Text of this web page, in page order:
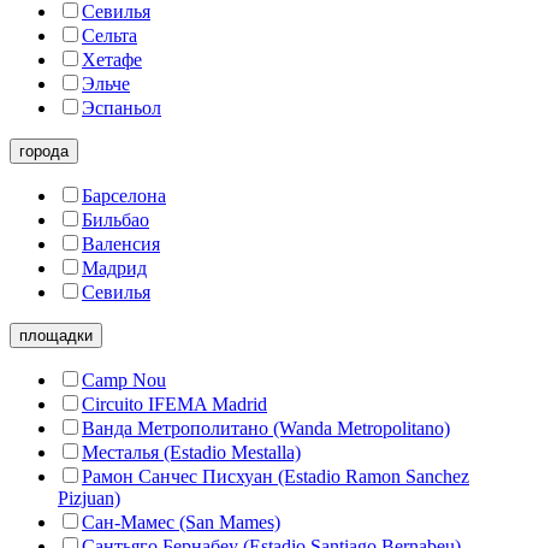
Севилья
Сельта
Хетафе
Эльче
Эспаньол
города
Барселона
Бильбао
Валенсия
Мадрид
Севилья
площадки
Camp Nou
Circuito IFEMA Madrid
Ванда Метрополитано (Wanda Metropolitano)
Месталья (Estadio Mestalla)
Рамон Санчес Писхуан (Estadio Ramon Sanchez
Pizjuan)
Сан-Мамес (San Mames)